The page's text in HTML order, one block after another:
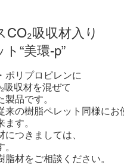
吸収材入り
“美環-p”
ポリプロピレンに
吸収材を混ぜて
品です。
来の樹脂ペレット同様にお
す。
つきましては、
脂材をご相談ください。